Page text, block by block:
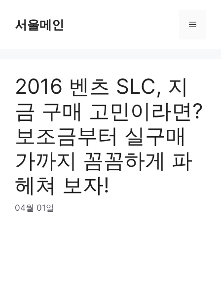
content서울메인 Menu
2016 벤츠 SLC, 지
금 구매 고민이라면?
보조금부터 실구매
가까지 꼼꼼하게 파
헤쳐 보자!
04월 01일